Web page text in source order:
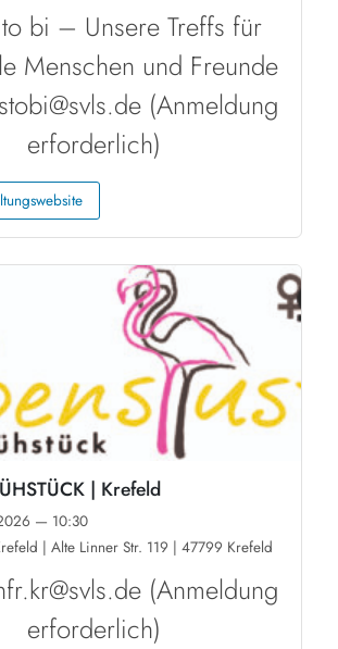
bi – Unsere Treffs für
Menschen und Freunde
(Anmeldung
erforderlich)
| Krefeld
— 10:30
| Alte Linner Str. 119 | 47799 Krefeld
(Anmeldung
erforderlich)